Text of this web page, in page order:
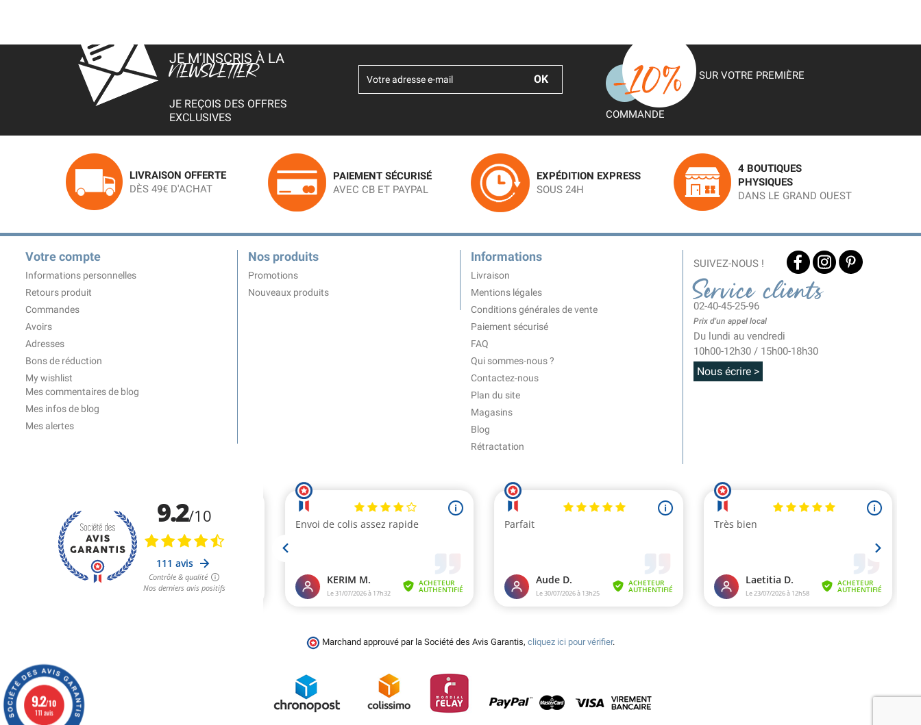
JE M’INSCRIS À LA
NEWSLETTER
JE REÇOIS DES OFFRES
EXCLUSIVES
SUR VOTRE PREMIÈRE
COMMANDE
LIVRAISON OFFERTE
DÈS 49€ D'ACHAT
PAIEMENT SÉCURISÉ
AVEC CB ET PAYPAL
EXPÉDITION EXPRESS
SOUS 24H
4 BOUTIQUES
PHYSIQUES
DANS LE GRAND OUEST
Votre compte
Informations personnelles
Retours produit
Commandes
Avoirs
Adresses
Bons de réduction
My wishlist
Mes commentaires de blog
Mes infos de blog
Mes alertes
Nos produits
Promotions
Nouveaux produits
Informations
Livraison
Mentions légales
Conditions générales de vente
Paiement sécurisé
FAQ
Qui sommes-nous ?
Contactez-nous
Plan du site
Magasins
Blog
Rétractation
SUIVEZ-NOUS !
Service clients
02-40-45-25-96
Prix d'un appel local
Du lundi au vendredi
10h00-12h30 / 15h00-18h30
Nous écrire >
Marchand approuvé par la Société des Avis Garantis, cliquez ici pour vérifier.
9.2/10
111 avis